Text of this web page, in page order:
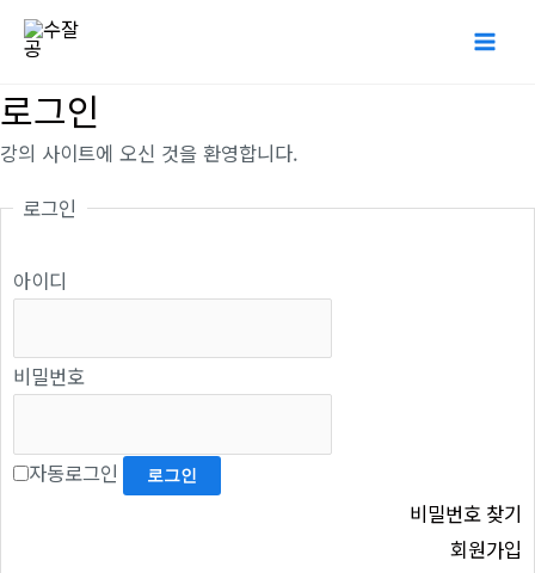
로
건
기
로그인
강의 사이트에 오신 것을 환영합니다.
로그인
아이디
비밀번호
자동로그인
비밀번호 찾기
회원가입